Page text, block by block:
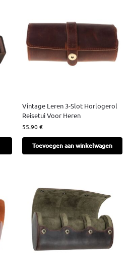
Vintage Leren 3-Slot Horlogerol
Reisetui Voor Heren
55.90€
Toevoegen aan winkelwagen